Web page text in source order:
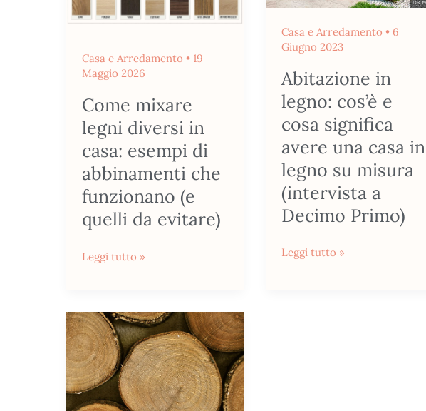
Casa e Arredamento • 19
Maggio 2026
Come mixare
legni diversi in
casa: esempi di
abbinamenti che
funzionano (e
quelli da evitare)
casa:
abbinamenti
che
funzionano
(e
quelli
da
evitare)
Leggi tutto »
Casa e Arredamento • 6
Giugno 2023
Abitazione in
legno: cos’è e
cosa significa
avere una casa in
legno su misura
(intervista a
Decimo Primo)
cosa
significa
avere
casa
in
legno
su
misura
(intervista
a
Decimo
Leggi tutto »
Il
legno